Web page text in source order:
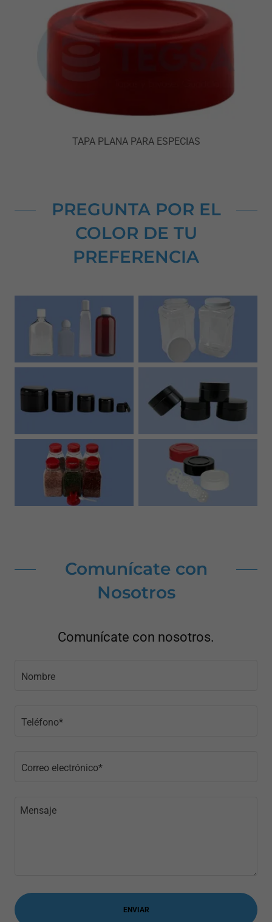
TAPA PLANA PARA ESPECIAS
PREGUNTA POR EL
COLOR DE TU
PREFERENCIA
Comunícate con
Nosotros
Comunícate con nosotros.
Nombre
Teléfono*
Correo electrónico*
ENVIAR